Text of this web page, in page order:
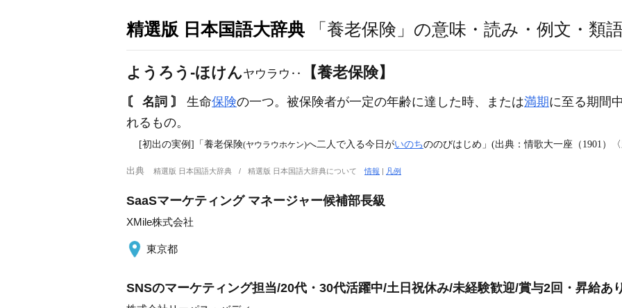
精選版 日本国語大辞典 「養老保険」の意味・読み・例文・類
ようろう‐ほけんヤウラウ‥ 【養老保険】
〘 名詞 〙 生命保険の一つ。被保険者が一定の年齢に達した時、または満期に至る期間
れるもの。
[初出の実例]「養老保険(ヤウラウホケン)へ二人で入る今日がいのちののびはじめ」(出典：情歌大一座（1901）
出典 精選版 日本国語大辞典 精選版 日本国語大辞典について情報 | 凡例
SaaSマーケティング マネージャー候補部長級
XMile株式会社
東京都
SNSのマーケティング担当/20代・30代活躍中/土日祝休み/未経験歓迎/賞与2回・昇給あ